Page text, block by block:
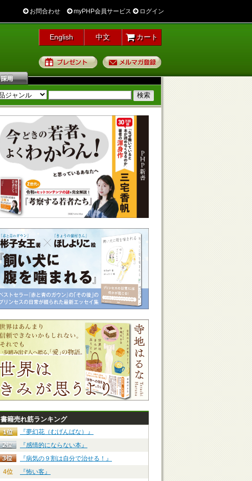
お問合わせ myPHP会員サービス ログイン
English 中文 カート
プレゼント
書籍売れ筋ランキング
『夢幻花（むげんばな）』
『感情的にならない本』
『病気の９割は自分で治せる！』
4位
『怖い客』